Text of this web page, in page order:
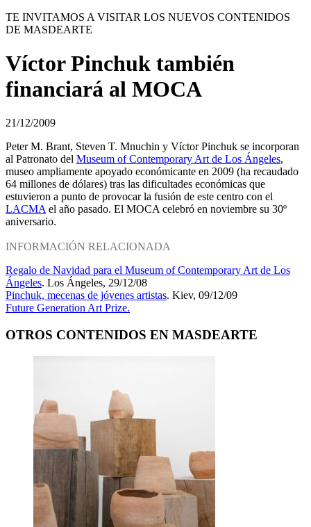
TE INVITAMOS A VISITAR LOS NUEVOS CONTENIDOS
DE MASDEARTE
Víctor Pinchuk también
financiará al MOCA
21/12/2009
Peter M. Brant, Steven T. Mnuchin y Víctor Pinchuk se incorporan
al Patronato del Museum of Contemporary Art de Los Ángeles,
museo ampliamente apoyado económicante en 2009 (ha recaudado
64 millones de dólares) tras las dificultades económicas que
estuvieron a punto de provocar la fusión de este centro con el
LACMAel año pasado. El MOCA celebró en noviembre su 30º
aniversario.
INFORMACIÓN RELACIONADA
Regalo de Navidad para el Museum of Contemporary Art de Los
Ángeles. Los Ángeles, 29/12/08
Pinchuk, mecenas de jóvenes artistas. Kiev, 09/12/09
Future Generation Art Prize.
OTROS CONTENIDOS EN MASDEARTE